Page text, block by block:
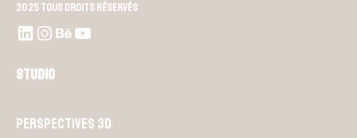
2025 Tous droits réservés
LinkedIn
Instagram
Behance
Youtube L4M
Studio
Perspectives 3D